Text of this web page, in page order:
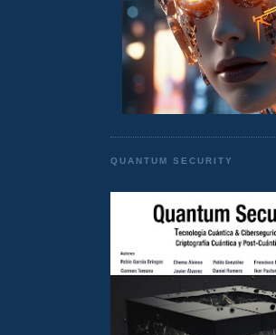
QUANTUM SECURITY